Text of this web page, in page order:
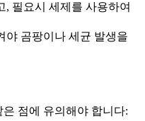
, 필요시 세제를 사용하여
야 곰팡이나 세균 발생을
점에 유의해야 합니다: